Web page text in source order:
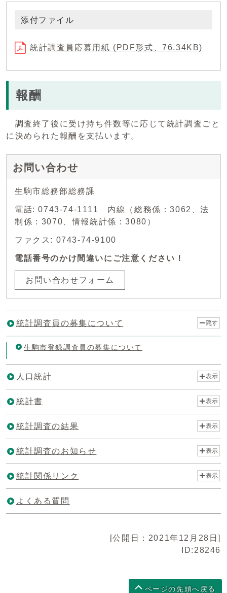
添付ファイル
統計調査員応募用紙 (PDF形式、76.34KB)
報酬
調査終了後に受け持ち件数等に応じて統計調査ごと
に決められた報酬を支払います。
お問い合わせ
生駒市総務部総務課
電話: 0743-74-1111 内線（総務係：3062、法
制係：3070、情報統計係：3080）
ファクス: 0743-74-9100
電話番号のかけ間違いにご注意ください！
お問い合わせフォーム
統計調査員の募集について 隠す
生駒市登録調査員の募集について
人口統計 表示
統計書 表示
統計調査の結果 表示
統計調査のお知らせ 表示
統計関係リンク 表示
よくある質問
[公開日：2021年12月28日]
ID:28246
ページの先頭へ戻る